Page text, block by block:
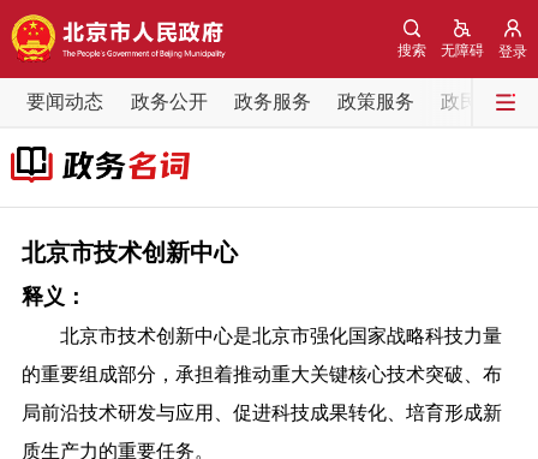
登录
无障碍
搜索
要闻动态 政务公开 政务服务 政策服务 政民互动
要闻动态
党中央精神
各区热点
政务公开
市领导 机构职能 政策服务
北京市技术创新中心
释义：
北京市技术创新中心是北京市强化国家战略科技力量
的重要组成部分，承担着推动重大关键核心技术突破、布
局前沿技术研发与应用、促进科技成果转化、培育形成新
质生产力的重要任务。